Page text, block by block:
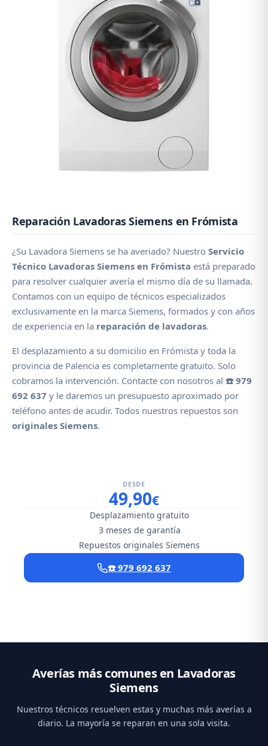
Reparación Lavadoras Siemens en Frómista
¿Su Lavadora Siemens se ha averiado? Nuestro Servicio
Técnico Lavadoras Siemens en Frómista está preparado
para resolver cualquier avería el mismo día de su llamada.
Contamos con un equipo de técnicos especializados
exclusivamente en la marca Siemens, formados y con años
de experiencia en la reparación de lavadoras.
El desplazamiento a su domicilio en Frómista y toda la
provincia de Palencia es completamente gratuito. Solo
cobramos la intervención. Contacte con nosotros al ☎️ 979
692 637 y le daremos un presupuesto aproximado por
teléfono antes de acudir. Todos nuestros repuestos son
originales Siemens.
DESDE
49,90€
Desplazamiento gratuito
3 meses de garantía
Repuestos originales Siemens
☎️ 979 692 637
Averías más comunes en Lavadoras
Siemens
Nuestros técnicos resuelven estas y muchas más averías a
diario. La mayoría se reparan en una sola visita.